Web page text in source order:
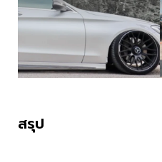
สรุป